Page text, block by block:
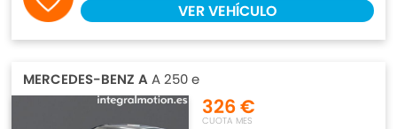
VER VEHÍCULO
MERCEDES-BENZ AA 250 e
326 €
CUOTA MES